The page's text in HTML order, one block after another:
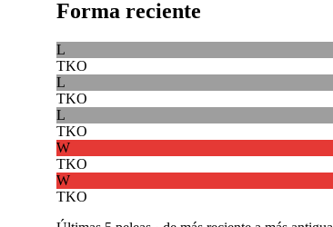
Forma reciente
L
TKO
L
TKO
L
TKO
W
TKO
W
TKO